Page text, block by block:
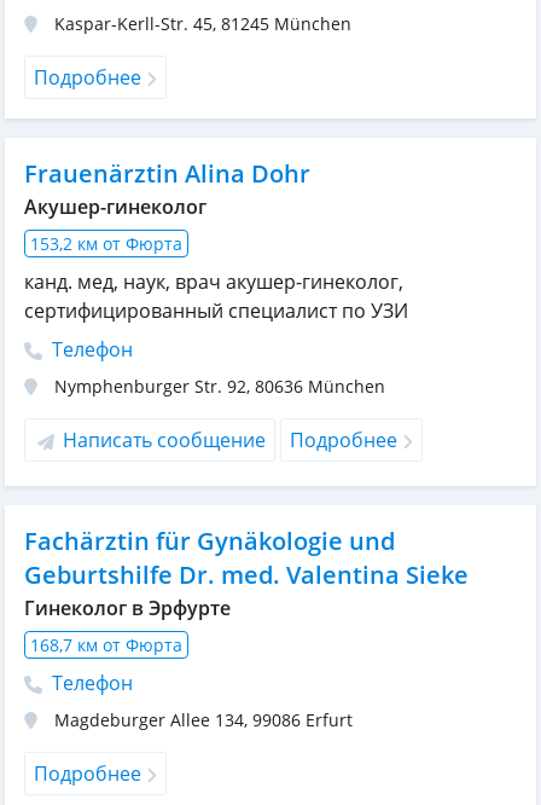
Kaspar-Kerll-Str. 45, 81245 München
Подробнее
Frauenärztin Alina Dohr
Акушер-гинеколог
153,2 км от Фюрта
канд. мед, наук, врач акушер-гинеколог,
сертифицированный специалист по УЗИ
Телефон
Nymphenburger Str. 92, 80636 München
Написать сообщение Подробнее
Fachärztin für Gynäkologie und
Geburtshilfe Dr. med. Valentina Sieke
Гинеколог в Эрфурте
168,7 км от Фюрта
Телефон
Magdeburger Allee 134, 99086 Erfurt
Подробнее